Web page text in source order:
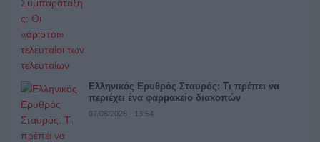
Ελληνικός Ερυθρός Σταυρός: Τι πρέπει να
περιέχει ένα φαρμακείο διακοπών
07/08/2026 - 13:54